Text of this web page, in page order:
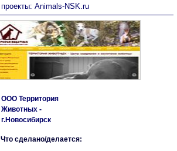
проекты: Animals-NSK.ru
ООО Территория
Животных -
г.Новосибирск
Что сделано/делается: